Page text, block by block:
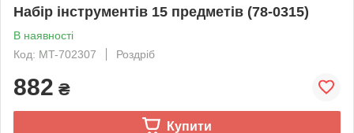
Набір інструментів 15 предметів (78-0315)
В наявності
Код: MT-702307
Роздріб
882 ₴
Купити